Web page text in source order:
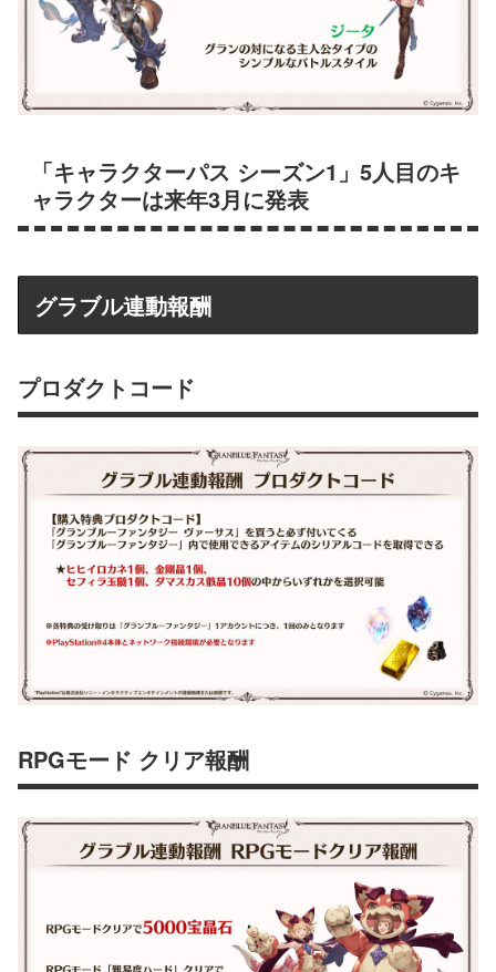
「キャラクターパス シーズン1」5人目のキ
ャラクターは来年3月に発表
グラブル連動報酬
プロダクトコード
RPGモード クリア報酬